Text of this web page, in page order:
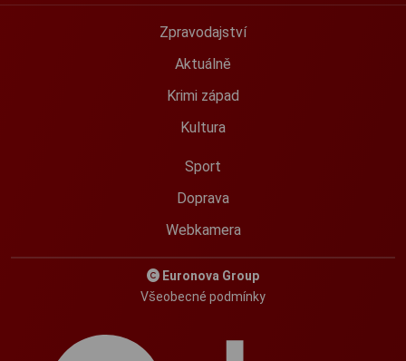
Zpravodajství
Aktuálně
Krimi západ
Kultura
Sport
Doprava
Webkamera
Euronova Group
Všeobecné podmínky